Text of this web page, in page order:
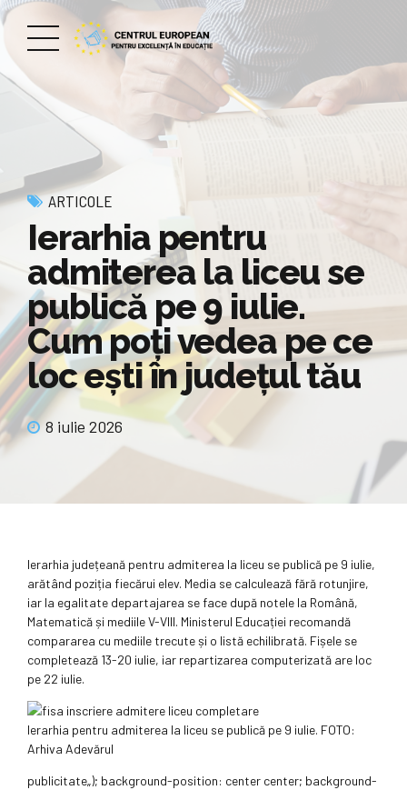
ARTICOLE
Ierarhia pentru
admiterea la liceu se
publică pe 9 iulie.
Cum poți vedea pe ce
loc ești în județul tău
8 iulie 2026
Ierarhia județeană pentru admiterea la liceu se publică pe 9 iulie,
arătând poziția fiecărui elev. Media se calculează fără rotunjire,
iar la egalitate departajarea se face după notele la Română,
Matematică și mediile V-VIII. Ministerul Educației recomandă
compararea cu mediile trecute și o listă echilibrată. Fișele se
completează 13-20 iulie, iar repartizarea computerizată are loc
pe 22 iulie.
Ierarhia pentru admiterea la liceu se publică pe 9 iulie. FOTO:
Arhiva Adevărul
publicitate„); background-position: center center; background-